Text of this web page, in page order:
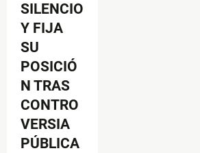
SILENCIO
Y FIJA
SU
POSICIÓ
N TRAS
CONTRO
VERSIA
PÚBLICA